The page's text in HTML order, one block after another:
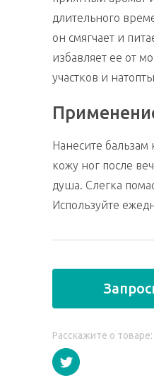
длительного
он смягчает и
избавляет ее от
участков и
Нанесите бальзам
кожу ног после
душа. Слегка
Используйте
Расскажите о товаре: